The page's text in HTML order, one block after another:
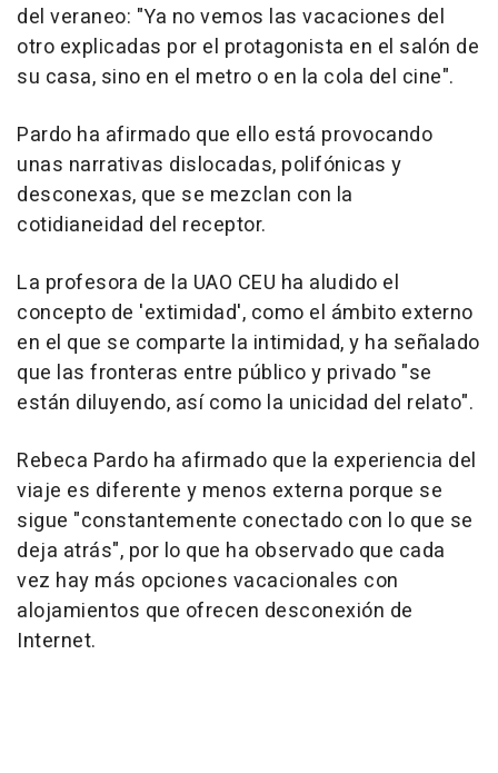
del veraneo: "Ya no vemos las vacaciones del
otro explicadas por el protagonista en el salón de
su casa, sino en el metro o en la cola del cine".
Pardo ha afirmado que ello está provocando
unas narrativas dislocadas, polifónicas y
desconexas, que se mezclan con la
cotidianeidad del receptor.
La profesora de la UAO CEU ha aludido el
concepto de 'extimidad', como el ámbito externo
en el que se comparte la intimidad, y ha señalado
que las fronteras entre público y privado "se
están diluyendo, así como la unicidad del relato".
Rebeca Pardo ha afirmado que la experiencia del
viaje es diferente y menos externa porque se
sigue "constantemente conectado con lo que se
deja atrás", por lo que ha observado que cada
vez hay más opciones vacacionales con
alojamientos que ofrecen desconexión de
Internet.